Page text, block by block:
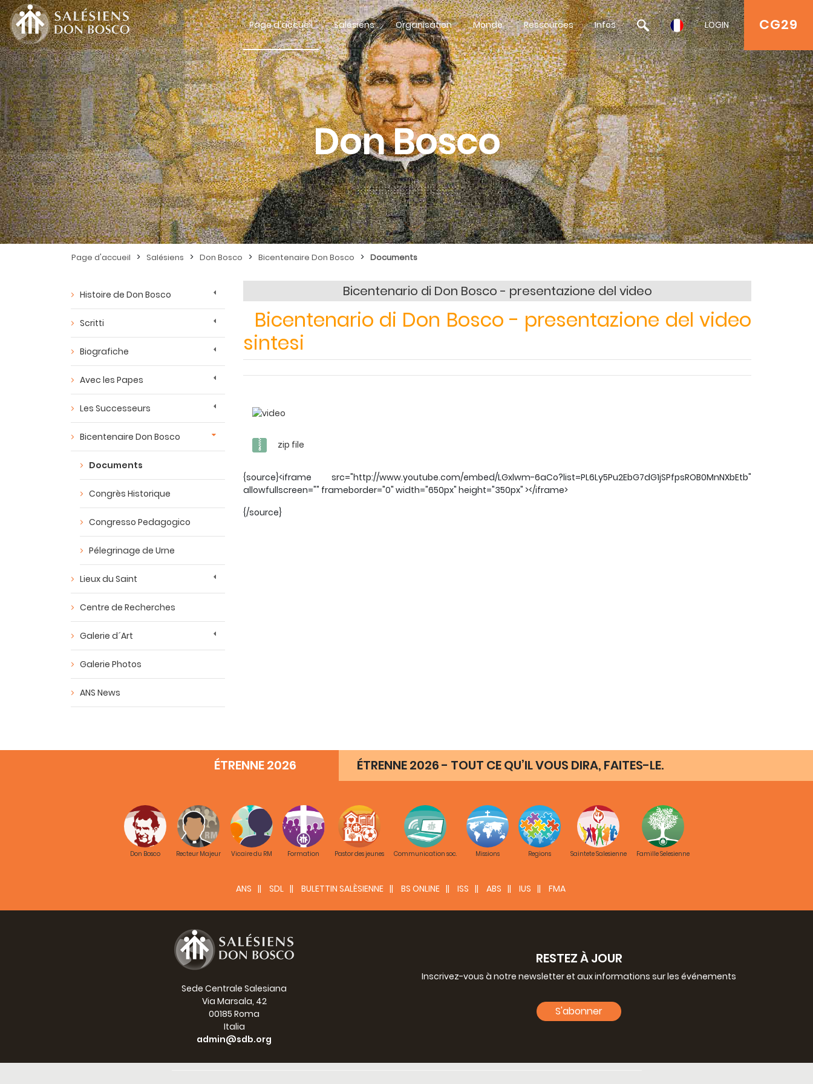
CG29
Page d'accueil Salésiens Organisation Monde Ressources Infos LOGIN
Don Bosco
Page d'accueil > Salésiens > Don Bosco > Bicentenaire Don Bosco > Documents
Histoire de Don Bosco
Scritti
Biografiche
Avec les Papes
Les Successeurs
Bicentenaire Don Bosco
Documents
Congrès Historique
Congresso Pedagogico
Pélegrinage de Urne
Lieux du Saint
Centre de Recherches
Galerie d´Art
Galerie Photos
ANS News
Bicentenario di Don Bosco - presentazione del video
Bicentenario di Don Bosco - presentazione del video
sintesi
zip file
{source}<iframe src="http://www.youtube.com/embed/LGxlwm-6aCo?list=PL6Ly5Pu2EbG7dG1jSPfpsROB0MnNXbEtb"
allowfullscreen="" frameborder="0" width="650px" height="350px" ></iframe>
{/source}
ÉTRENNE 2026 ÉTRENNE 2026 - TOUT CE QU’IL VOUS DIRA, FAITES-LE.
Don Bosco Recteur Majeur Vicaire du RM Formation Pastor des jeunes Communication soc. Missions Regions Saintete Salesienne Famille Selesienne
ANS SDL BULETTIN SALÈSIENNE BS ONLINE ISS ABS IUS FMA
Sede Centrale Salesiana
Via Marsala, 42
00185 Roma
Italia
admin@sdb.org
RESTEZ À JOUR
Inscrivez-vous à notre newsletter et aux informations sur les événements
S'abonner